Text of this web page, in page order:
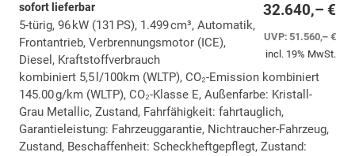
32.640,– €
UVP:51.560,– €
incl. 19% MwSt.
sofort lieferbar
5-türig, 96 kW (131 PS), 1.499 cm³, Automatik,
Frontantrieb, Verbrennungsmotor (ICE),
Diesel, Kraftstoffverbrauch
kombiniert 5,5 l/100km (WLTP), CO₂-Emission kombiniert
145.00 g/km (WLTP), CO₂-Klasse E, Außenfarbe: Kristall-
Grau Metallic, Zustand, Fahrfähigkeit: fahrtauglich,
Garantieleistung: Fahrzeuggarantie, Nichtraucher-Fahrzeug,
Zustand, Beschaffenheit: Scheckheftgepflegt, Zustand: